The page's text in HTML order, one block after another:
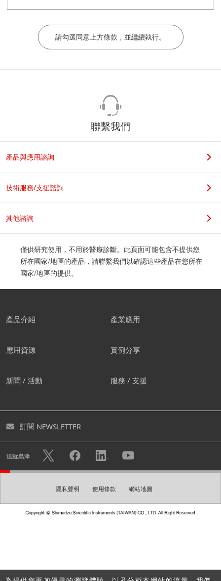
公司/學校名稱
若您是學生，請在科系名稱後加上實驗室教授姓名，謝謝。
職位
公司地址
我們建議您創建屬於自己的帳
您可透過創建免費帳號下載各式型錄及進入個人頁面。您亦
使用帳戶註冊的個人資訊將可用於 隱私權政策
的，例如發送電子報。
創建帳號
聯繫我們
產品與應用諮詢
技術服務/支援諮詢
其他諮詢
僅供研究使用，不用於醫療診斷。此頁面可能包含不提供您
所在國家/地區的產品，請聯繫我們以確認這些產品在您所在
國家/地區的提供。
產品介紹 產業應用
應用資源 實例分享
新聞 / 活動 服務 / 支援
訂閱 NEWSLETTER
追蹤島津
隱私聲明 使用條款 網站地圖